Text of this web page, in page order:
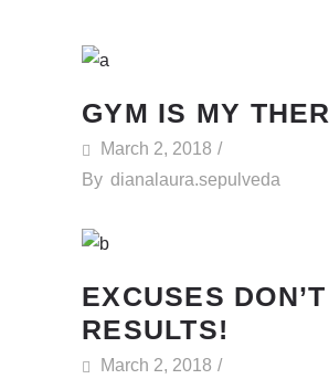
GYM IS MY
March 2, 2018
By dianalaura.sepulveda
EXCUSES
RESULTS!
March 2, 2018